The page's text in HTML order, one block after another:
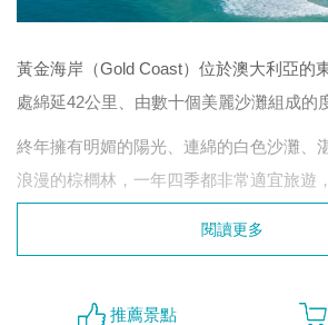
黃金海岸（Gold Coast）位於澳大利亞的
處綿延42公里、由數十個美麗沙灘組成的
終年擁有明媚的陽光、連綿的白色沙灘、
浪漫的棕櫚林，一年四季都非常適宜旅遊
閱讀更多
推薦景點